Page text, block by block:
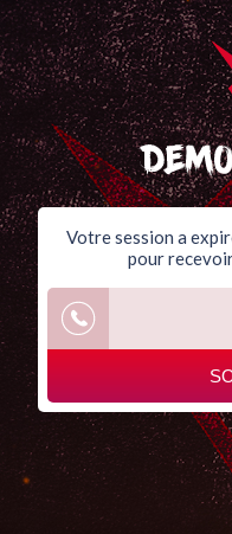
Votre session a
pour